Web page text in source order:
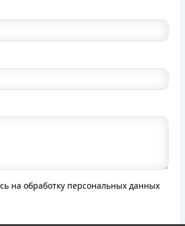
на обработку персональных данных